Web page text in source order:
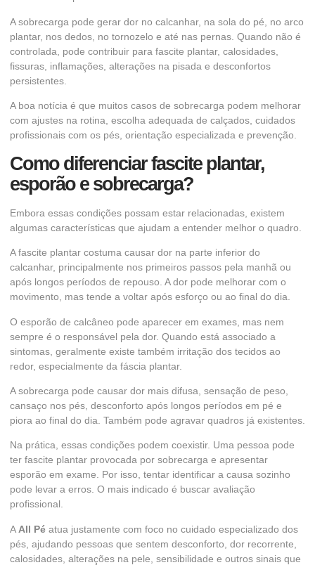
A sobrecarga pode gerar dor no calcanhar, na sola do pé, no arco
plantar, nos dedos, no tornozelo e até nas pernas. Quando não é
controlada, pode contribuir para fascite plantar, calosidades,
fissuras, inflamações, alterações na pisada e desconfortos
persistentes.
A boa notícia é que muitos casos de sobrecarga podem melhorar
com ajustes na rotina, escolha adequada de calçados, cuidados
profissionais com os pés, orientação especializada e prevenção.
Como diferenciar fascite plantar,
esporão e sobrecarga?
Embora essas condições possam estar relacionadas, existem
algumas características que ajudam a entender melhor o quadro.
A fascite plantar costuma causar dor na parte inferior do
calcanhar, principalmente nos primeiros passos pela manhã ou
após longos períodos de repouso. A dor pode melhorar com o
movimento, mas tende a voltar após esforço ou ao final do dia.
O esporão de calcâneo pode aparecer em exames, mas nem
sempre é o responsável pela dor. Quando está associado a
sintomas, geralmente existe também irritação dos tecidos ao
redor, especialmente da fáscia plantar.
A sobrecarga pode causar dor mais difusa, sensação de peso,
cansaço nos pés, desconforto após longos períodos em pé e
piora ao final do dia. Também pode agravar quadros já existentes.
Na prática, essas condições podem coexistir. Uma pessoa pode
ter fascite plantar provocada por sobrecarga e apresentar
esporão em exame. Por isso, tentar identificar a causa sozinho
pode levar a erros. O mais indicado é buscar avaliação
profissional.
A All Pé atua justamente com foco no cuidado especializado dos
pés, ajudando pessoas que sentem desconforto, dor recorrente,
calosidades, alterações na pele, sensibilidade e outros sinais que